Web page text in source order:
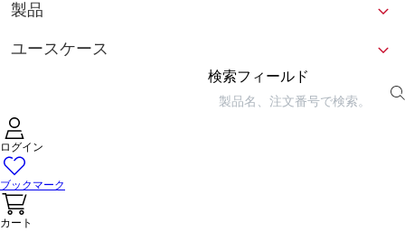
製品
ユースケース
検索フィールド
ログイン
ブックマーク
カート